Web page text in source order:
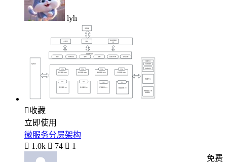
lyh
收藏
立即使用
微服务分层架构
 1.0k  74  1
免费